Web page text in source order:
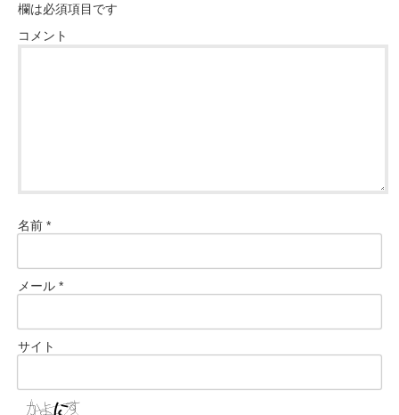
欄は必須項目です
コメント
名前 *
メール *
サイト